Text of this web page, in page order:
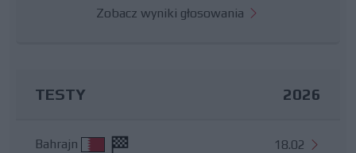
Zobacz wyniki głosowania
TESTY 2026
Bahrajn 18.02